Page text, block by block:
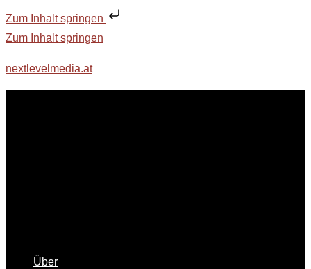
Zum Inhalt springen
Zum Inhalt springen
nextlevelmedia.at
Über